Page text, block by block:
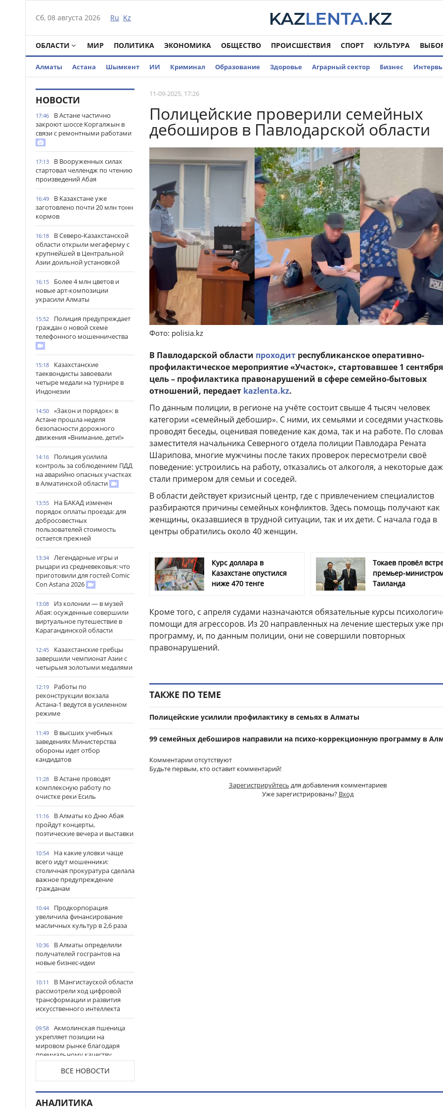
Сб, 08 августа 2026 Ru Kz
ОБЛАСТИ МИР ПОЛИТИКА ЭКОНОМИКА ОБЩЕСТВО ПРОИСШЕСТВИЯ СПОРТ КУЛЬТУРА
Алматы Астана Шымкент ИИ Криминал Образование Здоровье Аграрный сектор Бизнес
НОВОСТИ
17:46
В Астане частично
закроют шоссе Коргалжын в
связи с ремонтными работами
17:13
В Вооруженных силах
стартовал челлендж по чтению
произведений Абая
16:49
В Казахстане уже
заготовлено почти 20 млн тонн
кормов
16:18
В Северо-Казахстанской
области открыли мегаферму с
крупнейшей в Центральной
Азии доильной установкой
16:15
Более 4 млн цветов и
новые арт-композиции
украсили Алматы
15:52
Полиция предупреждает
граждан о новой схеме
телефонного мошенничества
15:18
Казахстанские
таеквондисты завоевали
четыре медали на турнире в
Индонезии
14:50
«Закон и порядок»: в
Астане прошла неделя
безопасности дорожного
движения «Внимание, дети!»
14:16
Полиция усилила
контроль за соблюдением ПДД
на аварийно опасных участках
в Алматинской области
13:55
На БАКАД изменен
порядок оплаты проезда: для
добросовестных
пользователей стоимость
остается прежней
13:34
Легендарные игры и
рыцари из средневековья: что
приготовили для гостей Comic
Con Astana 2026
13:08
Из колонии — в музей
Абая: осужденные совершили
виртуальное путешествие в
Карагандинской области
12:45
Казахстанские гребцы
завершили чемпионат Азии с
четырьмя золотыми медалями
12:19
Работы по
реконструкции вокзала
Астана-1 ведутся в усиленном
режиме
11:49
В высших учебных
заведениях Министерства
обороны идет отбор
кандидатов
11:28
В Астане проводят
комплексную работу по
очистке реки Есиль
11:16
В Алматы ко Дню Абая
пройдут концерты,
поэтические вечера и выставки
10:54
На какие уловки чаще
всего идут мошенники:
столичная прокуратура сделала
важное предупреждение
гражданам
10:44
Продкорпорация
увеличила финансирование
масличных культур в 2,6 раза
10:36
В Алматы определили
получателей госгрантов на
новые бизнес-идеи
10:11
В Мангистауской области
рассмотрели ход цифровой
трансформации и развития
искусственного интеллекта
09:58
Акмолинская пшеница
укрепляет позиции на
мировом рынке благодаря
премиальному качеству
В Костанайской области
состоялось открытие
обновленного вокзала
Аркалыка
ВСЕ НОВОСТИ
11-09-2025, 17:26
Полицейские проверили семейных
дебоширов в Павлодарской области
Фото: polisia.kz
В Павлодарской области проходит республиканское оперативно-
профилактическое мероприятие «Участок», стартовавшее 1
цель – профилактика правонарушений в сфере семейно-бытовых
отношений, передает kazlenta.kz.
По данным полиции, в регионе на учёте состоит свыше 4 тысяч человек
категории «семейный дебошир». С ними, их семьями и соседями
проводят беседы, оценивая поведение как дома, так и на работе. По
заместителя начальника Северного отдела полиции Павлодара Рената
Шарипова, многие мужчины после таких проверок пересмотрели своё
поведение: устроились на работу, отказались от алкоголя, а некоторые
стали примером для семьи и соседей.
В области действует кризисный центр, где с привлечением специалистов
разбираются причины семейных конфликтов. Здесь помощь получают как
женщины, оказавшиеся в трудной ситуации, так и их дети. С начала года в
центры обратились около 40 женщин.
Курс доллара в
Казахстане опустился
ниже 470 тенге
Токаев провёл
премьер-
Таиланда
Кроме того, с апреля судами назначаются обязательные курсы
помощи для агрессоров. Из 20 направленных на лечение шестерых уже
программу, и, по данным полиции, они не совершили повторных
правонарушений.
ТАКЖЕ ПО ТЕМЕ
Полицейские усилили профилактику в семьях в Алматы
99 семейных дебоширов направили на психо-коррекционную программу в
Комментарии отсутствуют
Будьте первым, кто оставит комментарий!
Зарегистрируйтесь для добавления комментариев
Уже зарегистрированы? Вход
АНАЛИТИКА